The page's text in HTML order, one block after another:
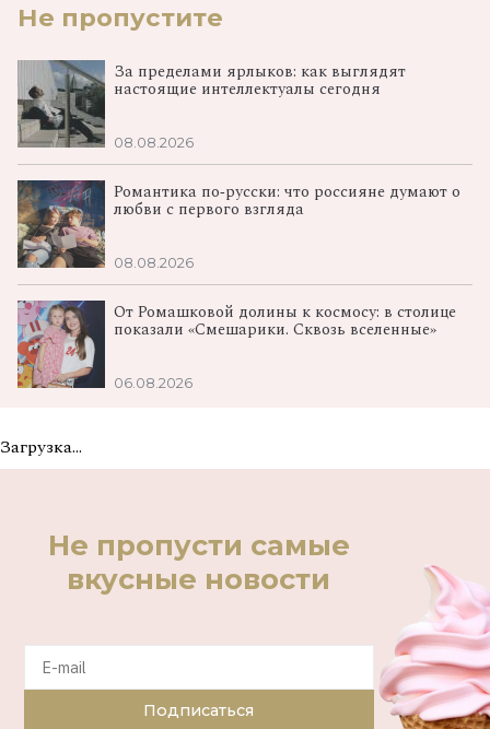
Не пропустите
За пределами ярлыков: как выглядят
настоящие интеллектуалы сегодня
08.08.2026
Романтика по‑русски: что россияне думают о
любви с первого взгляда
08.08.2026
От Ромашковой долины к космосу: в столице
показали «Смешарики. Сквозь вселенные»
06.08.2026
Загрузка...
Не пропусти самые
вкусные новости
Подписаться